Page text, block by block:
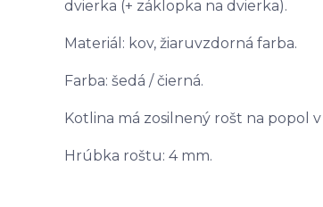
dvierka (+ záklopka na dvierka).
Materiál: kov, žiaruvzdorná farba.
Farba: šedá / čierná.
Kotlina má zosilnený rošt na popol
Hrúbka roštu: 4 mm.